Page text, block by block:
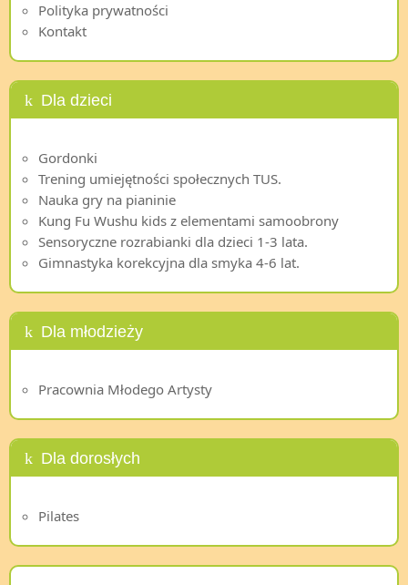
Polityka prywatności
Kontakt
Dla dzieci
Gordonki
Trening umiejętności społecznych TUS.
Nauka gry na pianinie
Kung Fu Wushu kids z elementami samoobrony
Sensoryczne rozrabianki dla dzieci 1-3 lata.
Gimnastyka korekcyjna dla smyka 4-6 lat.
Dla młodzieży
Pracownia Młodego Artysty
Dla dorosłych
Pilates